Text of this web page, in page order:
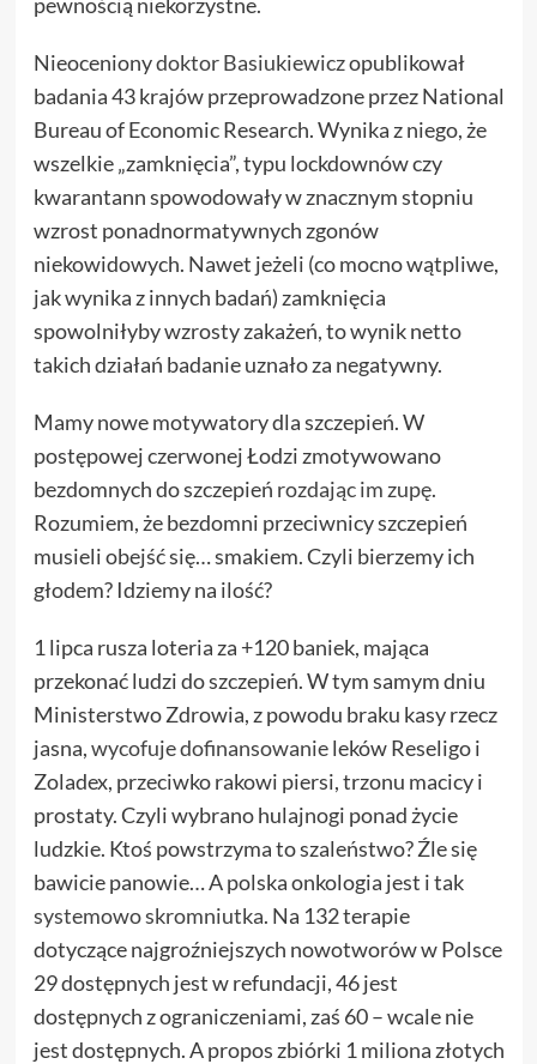
Nieocenionydoktor Basiukiewiczopublikował
badania 43 krajów przeprowadzone przez National
Bureau of Economic Research. Wynika z niego, że
wszelkie „zamknięcia”, typu lockdownów czy
kwarantann spowodowały w znacznym stopniu
wzrost ponadnormatywnych zgonów
niekowidowych. Nawet jeżeli (co mocno wątpliwe,
jak wynika z innych badań) zamknięcia
spowolniłyby wzrosty zakażeń, to wynik netto
takich działań badanie uznało za negatywny.
Mamy nowe motywatory dla szczepień. W
postępowej czerwonej Łodzi zmotywowano
bezdomnych do szczepień rozdając im zupę.
Rozumiem, że bezdomni przeciwnicy szczepień
musieli obejść się… smakiem. Czyli bierzemy ich
głodem? Idziemy na ilość?
1 lipca rusza loteria za +120 baniek, mająca
przekonać ludzi do szczepień. W tym samym dniu
Ministerstwo Zdrowia, z powodu braku kasy rzecz
jasna,wycofuje dofinansowanieleków Reseligo i
Zoladex, przeciwko rakowi piersi, trzonu macicy i
prostaty. Czyli wybrano hulajnogi ponad życie
ludzkie. Ktoś powstrzyma to szaleństwo? Źle się
bawicie panowie… A polska onkologia jest i tak
systemowo skromniutka. Na 132 terapie
dotyczące najgroźniejszych nowotworów w Polsce
29 dostępnych jest w refundacji, 46 jest
dostępnych z ograniczeniami, zaś 60 – wcale nie
jest dostępnych. A propos zbiórki 1 miliona złotych